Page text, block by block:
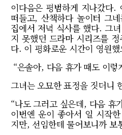
이다음은 평범하게 지나갔다.
떠들고, 산책하다 놀이터 그
집에서 저녁 식사를 했다. 그
지 못했던 드라마 시리즈를
다. 이 평화로운 시간이 영원했
“은솔아, 다음 휴가 때도 이렇
그녀는 오묘한 표정을 짓더니
“나도 그러고 싶은데, 다음 휴
이번엔 운이 좋아서 일 시작
지만, 선임한테 물어보니까 보